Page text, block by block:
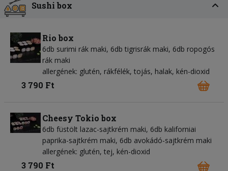
Sushi box
Rio box
6db surimi rák maki, 6db tigrisrák maki, 6db ropogós
rák maki
allergének: glutén, rákfélék, tojás, halak, kén-dioxid
3 790 Ft
Cheesy Tokio box
6db füstölt lazac-sajtkrém maki, 6db kaliforniai
paprika-sajtkrém maki, 6db avokádó-sajtkrém maki
allergének: glutén, tej, kén-dioxid
3 790 Ft